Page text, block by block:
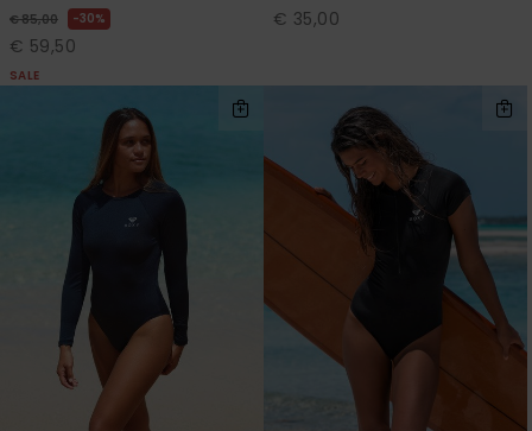
€ 85,00 30%
€ 59,50
SALE
€ 35,00